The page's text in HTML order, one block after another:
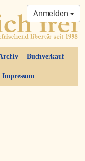
Buchverkauf
Impressum
Anmelden